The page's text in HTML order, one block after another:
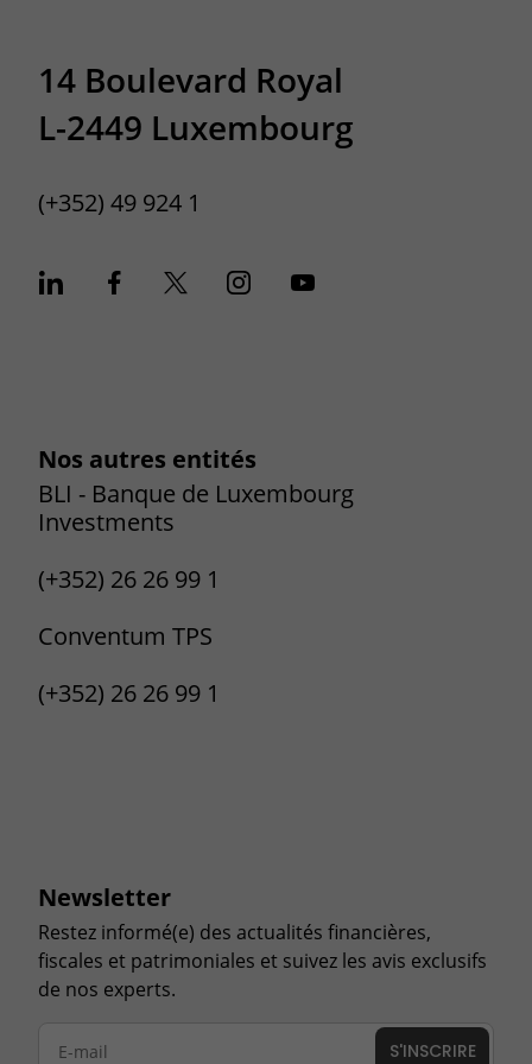
14 Boulevard Royal
L-2449 Luxembourg
(+352) 49 924 1
Nos autres entités
BLI - Banque de Luxembourg
Investments
(+352) 26 26 99 1
Conventum TPS
(+352) 26 26 99 1
Newsletter
Restez informé(e) des actualités financières,
fiscales et patrimoniales et suivez les avis exclusifs
de nos experts.
S'INSCRIRE